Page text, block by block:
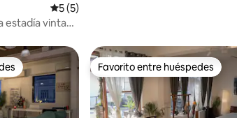
Calificación promedio: 5 de 5, 5 reseñas
5 (5)
estadía vintage
preferido Favorito entre huéspedes
Favorito entre huéspedes